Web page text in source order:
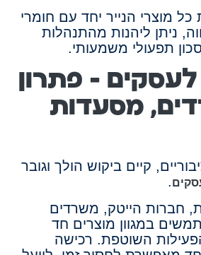
מוצרי הנייר יחד עם חומרי
ניתן ליהנות מהתנהלות
תפעולי משמעותי.
– פתרון
מסעדות
קיים ביקוש הולך וגובר
.
חברות הייטק, משרדים
במגוון מוצרים חד
השוטפת. רכישה